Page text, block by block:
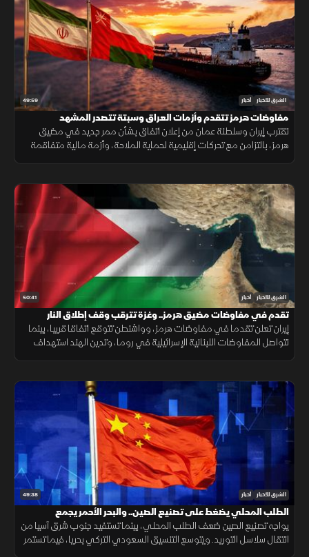
49:59 الشرق للأخبار أخبار
مفاوضات هرمز تتقدم وأزمات العراق وسبتة تتصدر المشهد
تقترب إيران وسلطنة عمان من إعلان اتفاق بشأن ممر جديد في مضيق
هرمز، بالتزامن مع تحركات إقليمية لحماية الملاحة، وأزمة مالية متفاقمة
50:41 الشرق للأخبار أخبار
تقدم في مفاوضات مضيق هرمز.. وغزة تترقب وقف إطلاق النار
إيران تعلن تقدما في مفاوضات هرمز، وواشنطن تتوقع اتفاقا قريبا، بينما
تتواصل المفاوضات اللبنانية الإسرائيلية في روما، وتدين الهند استهداف
49:38 الشرق للأخبار أخبار
الطلب المحلي يضغط على تصنيع الصين.. والبحر الأحمر يجمع
السعودية وتركيا
يواجه تصنيع الصين ضعف الطلب المحلي، بينما تستفيد جنوب شرق آسيا من
انتقال سلاسل التوريد. ويتوسع التنسيق السعودي التركي بحريا، فيما تستمر